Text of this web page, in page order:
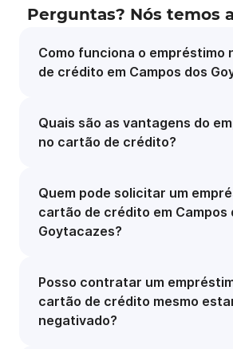
Perguntas? Nós temos
Como funciona o empréstimo
de crédito em Campos dos
Quais são as vantagens do
no cartão de crédito?
Quem pode solicitar um
cartão de crédito em Campos
Goytacazes?
Posso contratar um
cartão de crédito mesmo
negativado?